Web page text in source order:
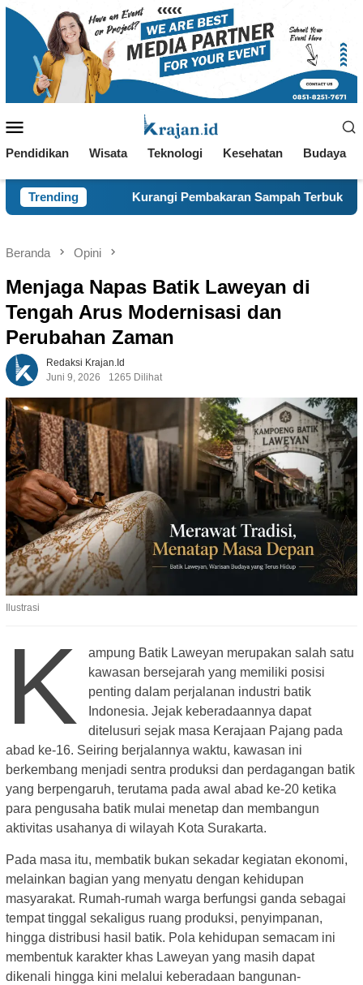
Loncat
Mobile
Pendidikan Wisata Teknologi Kesehatan Budaya
Trending
Pembakaran Sampah Terbuka, KKN 120 dan Warga
Beranda Opini
Menjaga Napas Batik Laweyan di
Tengah Arus Modernisasi dan
Perubahan Zaman
Redaksi Krajan.id
Juni 9, 2026
1265 Dilihat
Ilustrasi
K
ampung Batik Laweyan merupakan salah satu
kawasan bersejarah yang memiliki posisi
penting dalam perjalanan industri batik
Indonesia. Jejak keberadaannya dapat
ditelusuri sejak masa Kerajaan Pajang pada
abad ke-16. Seiring berjalannya waktu, kawasan ini
berkembang menjadi sentra produksi dan perdagangan batik
yang berpengaruh, terutama pada awal abad ke-20 ketika
para pengusaha batik mulai menetap dan membangun
aktivitas usahanya di wilayah Kota Surakarta.
Pada masa itu, membatik bukan sekadar kegiatan ekonomi,
melainkan bagian yang menyatu dengan kehidupan
masyarakat. Rumah-rumah warga berfungsi ganda sebagai
tempat tinggal sekaligus ruang produksi, penyimpanan,
hingga distribusi hasil batik. Pola kehidupan semacam ini
membentuk karakter khas Laweyan yang masih dapat
dikenali hingga kini melalui keberadaan bangunan-